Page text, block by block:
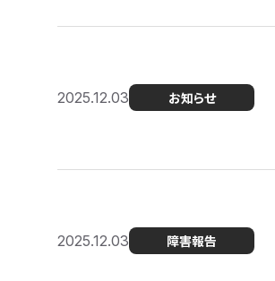
2025.12.03 お知らせ
2025.12.03 障害報告